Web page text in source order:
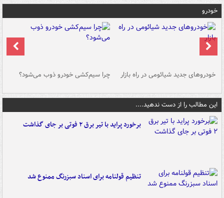
خودرو
خودروهای جدید شیائومی در راه بازار چرا سیم‌کشی خودرو ذوب می‌شود؟
این مطالب را از دست ندهید....
برخورد پراید با تیر برق ۲ فوتی بر جای گذاشت
تنظیم قولنامه برای اسناد سبزرنگ ممنوع شد